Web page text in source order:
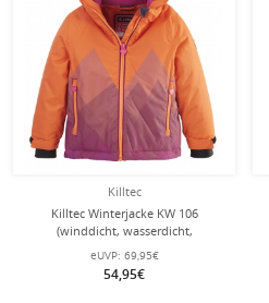
Killtec
Killtec Winterjacke KW 106
(winddicht, wasserdicht,
Schneefang, PFC-frei) neonorange
Kleinkinder
eUVP: 69,95€
54,95€